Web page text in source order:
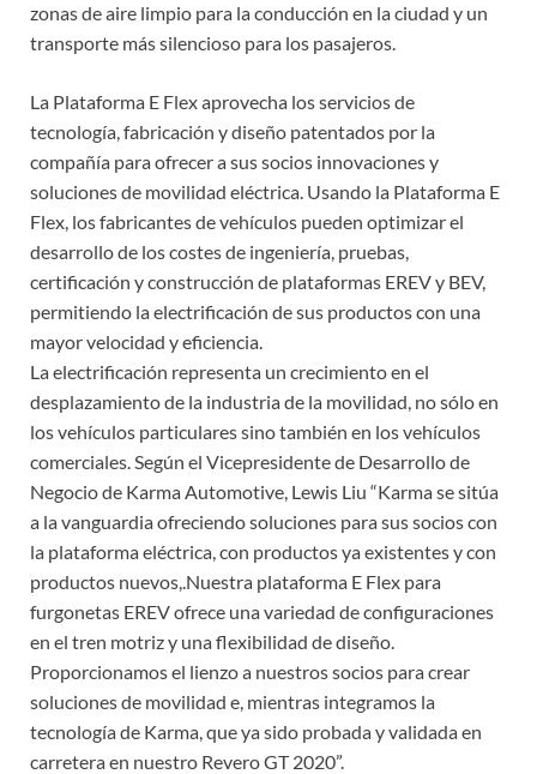
zonas de aire limpio para la conducción en la ciudad y un
transporte más silencioso para los pasajeros.
La Plataforma E Flex aprovecha los servicios de
tecnología, fabricación y diseño patentados por la
compañía para ofrecer a sus socios innovaciones y
soluciones de movilidad eléctrica. Usando la Plataforma E
Flex, los fabricantes de vehículos pueden optimizar el
desarrollo de los costes de ingeniería, pruebas,
certificación y construcción de plataformas EREV y BEV,
permitiendo la electrificación de sus productos con una
mayor velocidad y eficiencia.
La electrificación representa un crecimiento en el
desplazamiento de la industria de la movilidad, no sólo en
los vehículos particulares sino también en los vehículos
comerciales. Según el Vicepresidente de Desarrollo de
Negocio de Karma Automotive, Lewis Liu “Karma se sitúa
a la vanguardia ofreciendo soluciones para sus socios con
la plataforma eléctrica, con productos ya existentes y con
productos nuevos,.Nuestra plataforma E Flex para
furgonetas EREV ofrece una variedad de configuraciones
en el tren motriz y una flexibilidad de diseño.
Proporcionamos el lienzo a nuestros socios para crear
soluciones de movilidad e, mientras integramos la
tecnología de Karma, que ya sido probada y validada en
carretera en nuestro Revero GT 2020”.